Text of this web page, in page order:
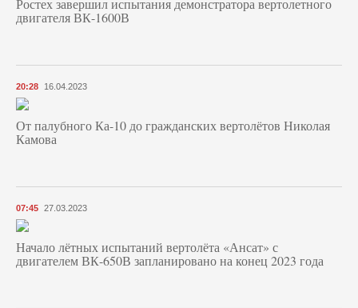
Ростех завершил испытания демонстратора вертолетного
двигателя ВК-1600В
20:28 16.04.2023
От палубного Ка-10 до гражданских вертолётов Николая
Камова
07:45 27.03.2023
Начало лётных испытаний вертолёта «Ансат» с
двигателем ВК-650В запланировано на конец 2023 года